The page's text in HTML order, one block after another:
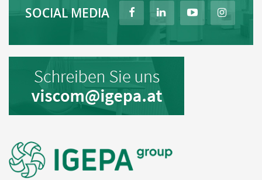
SOCIAL MEDIA